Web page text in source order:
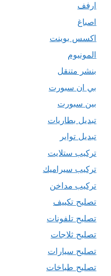
ارفف
اصباغ
اكسس بوينت
المونيوم
بنشر متنقل
بي ان سبورت
بين سبورت
تبديل بطاريات
تبديل تواير
تركيب ستلايت
تركيب سيراميك
تركيب مداخن
تصليح تكييف
تصليح تلفونات
تصليح ثلاجات
تصليح سيارات
تصليح طباخات